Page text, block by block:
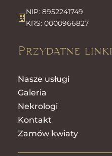
NIP: 8952241749
KRS: 0000966827
Przydatne linki
Nasze usługi
Galeria
Nekrologi
Kontakt
Zamów kwiaty